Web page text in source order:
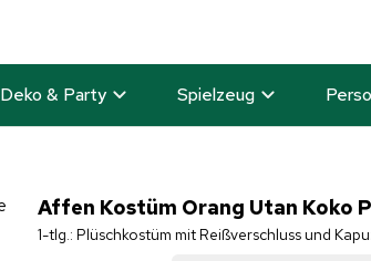
Deko & Party Spielzeug
Affen Kostüm Orang Utan Koko
1-tlg.: Plüschkostüm mit Reißverschluss und